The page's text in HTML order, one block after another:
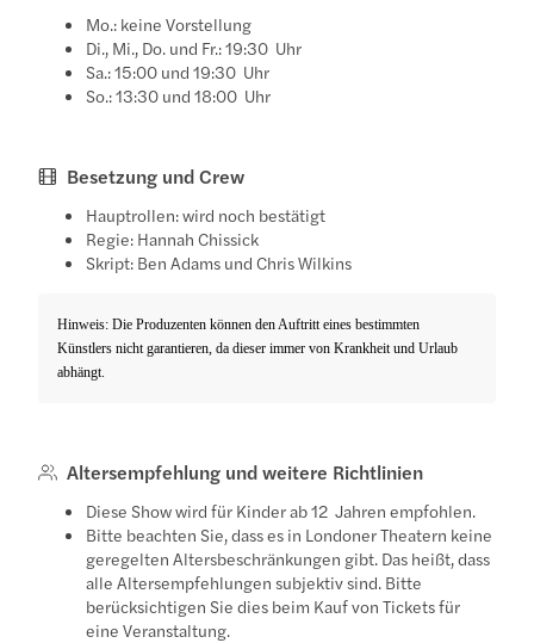
Mo.: keine Vorstellung
Di., Mi., Do. und Fr.: 19:30 Uhr
Sa.: 15:00 und 19:30 Uhr
So.: 13:30 und 18:00 Uhr
Besetzung und Crew
Hauptrollen: wird noch bestätigt
Regie: Hannah Chissick
Skript: Ben Adams und Chris Wilkins
Hinweis: Die Produzenten können den Auftritt eines bestimmten
Künstlers nicht garantieren, da dieser immer von Krankheit und Urlaub
abhängt.
Altersempfehlung und weitere Richtlinien
Diese Show wird für Kinder ab 12 Jahren empfohlen.
Bitte beachten Sie, dass es in Londoner Theatern keine
geregelten Altersbeschränkungen gibt. Das heißt, dass
alle Altersempfehlungen subjektiv sind. Bitte
berücksichtigen Sie dies beim Kauf von Tickets für
eine Veranstaltung.